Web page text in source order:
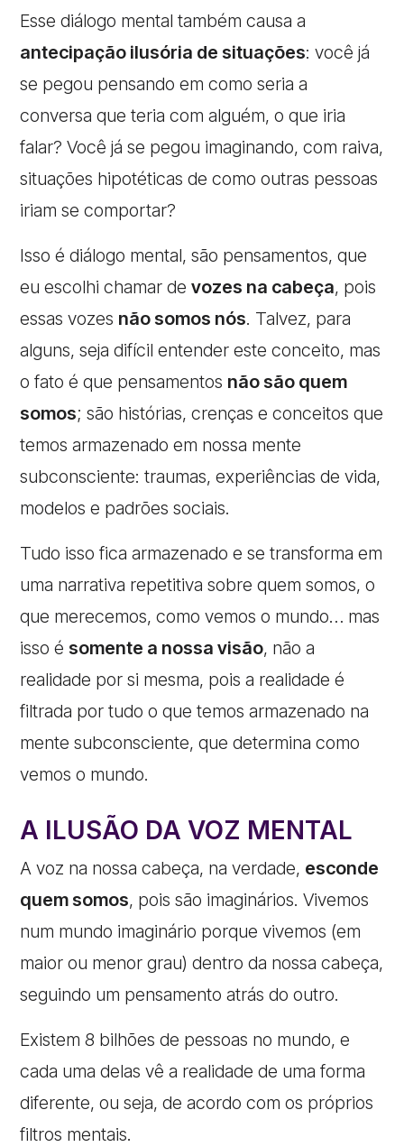
Esse diálogo mental também causa a
antecipação ilusória de situações: você já
se pegou pensando em como seria a
conversa que teria com alguém, o que iria
falar? Você já se pegou imaginando, com raiva,
situações hipotéticas de como outras pessoas
iriam se comportar?
Isso é diálogo mental, são pensamentos, que
eu escolhi chamar devozes na cabeça, pois
essas vozes não somos nós. Talvez, para
alguns, seja difícil entender este conceito, mas
o fato é que pensamentos não são quem
somos; são histórias, crenças e conceitos que
temos armazenado em nossa mente
subconsciente: traumas, experiências de vida,
modelos e padrões sociais.
Tudo isso fica armazenado e se transforma em
uma narrativa repetitiva sobre quem somos, o
que merecemos, como vemos o mundo… mas
isso é somente a nossa visão, não a
realidade por si mesma, pois a realidade é
filtrada por tudo o que temos armazenado na
mente subconsciente, que determina como
vemos o mundo.
A ILUSÃO DA VOZ MENTAL
A voz na nossa cabeça, na verdade, esconde
quem somos, pois são imaginários. Vivemos
num mundo imaginário porque vivemos (em
maior ou menor grau) dentro da nossa cabeça,
seguindo um pensamento atrás do outro.
Existem 8 bilhões de pessoas no mundo, e
cada uma delas vê a realidade de uma forma
diferente, ou seja, de acordo com os próprios
filtros mentais.